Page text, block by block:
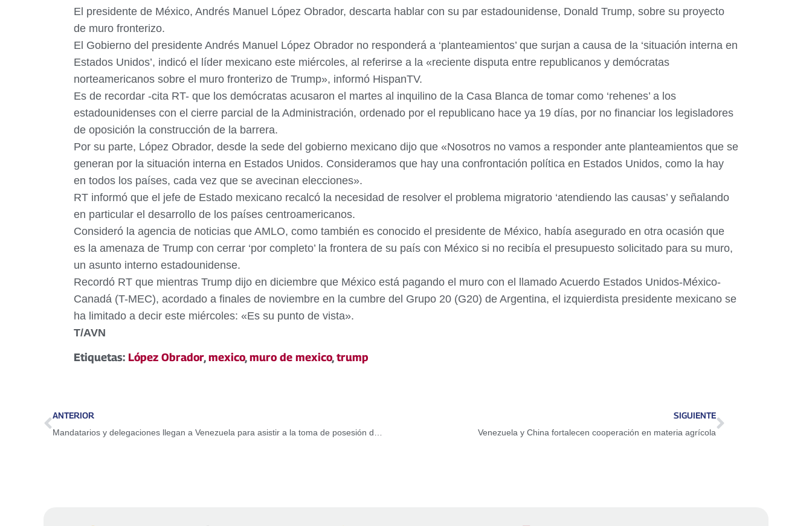
El presidente de México, Andrés Manuel López Obrador, descarta hablar con su par estadounidense, Donald Trump, sobre su proyecto
de muro fronterizo.
El Gobierno del presidente Andrés Manuel López Obrador no responderá a ‘planteamientos’ que surjan a causa de la ‘situación interna en
Estados Unidos’, indicó el líder mexicano este miércoles, al referirse a la «reciente disputa entre republicanos y demócratas
norteamericanos sobre el muro fronterizo de Trump», informó HispanTV.
Es de recordar -cita RT- que los demócratas acusaron el martes al inquilino de la Casa Blanca de tomar como ‘rehenes’ a los
estadounidenses con el cierre parcial de la Administración, ordenado por el republicano hace ya 19 días, por no financiar los legisladores
de oposición la construcción de la barrera.
Por su parte, López Obrador, desde la sede del gobierno mexicano dijo que «Nosotros no vamos a responder ante planteamientos que se
generan por la situación interna en Estados Unidos. Consideramos que hay una confrontación política en Estados Unidos, como la hay
en todos los países, cada vez que se avecinan elecciones».
RT informó que el jefe de Estado mexicano recalcó la necesidad de resolver el problema migratorio ‘atendiendo las causas’ y señalando
en particular el desarrollo de los países centroamericanos.
Consideró la agencia de noticias que AMLO, como también es conocido el presidente de México, había asegurado en otra ocasión que
es la amenaza de Trump con cerrar ‘por completo’ la frontera de su país con México si no recibía el presupuesto solicitado para su muro,
un asunto interno estadounidense.
Recordó RT que mientras Trump dijo en diciembre que México está pagando el muro con el llamado Acuerdo Estados Unidos-México-
Canadá (T-MEC), acordado a finales de noviembre en la cumbre del Grupo 20 (G20) de Argentina, el izquierdista presidente mexicano se
ha limitado a decir este miércoles: «Es su punto de vista».
T/AVN
Etiquetas: López Obrador,mexico,muro de mexico,trump
ANTERIOR
Mandatarios y delegaciones llegan a Venezuela para asistir a la toma de posesión de Maduro
SIGUIENTE
Venezuela y China fortalecen cooperación en materia agrícola